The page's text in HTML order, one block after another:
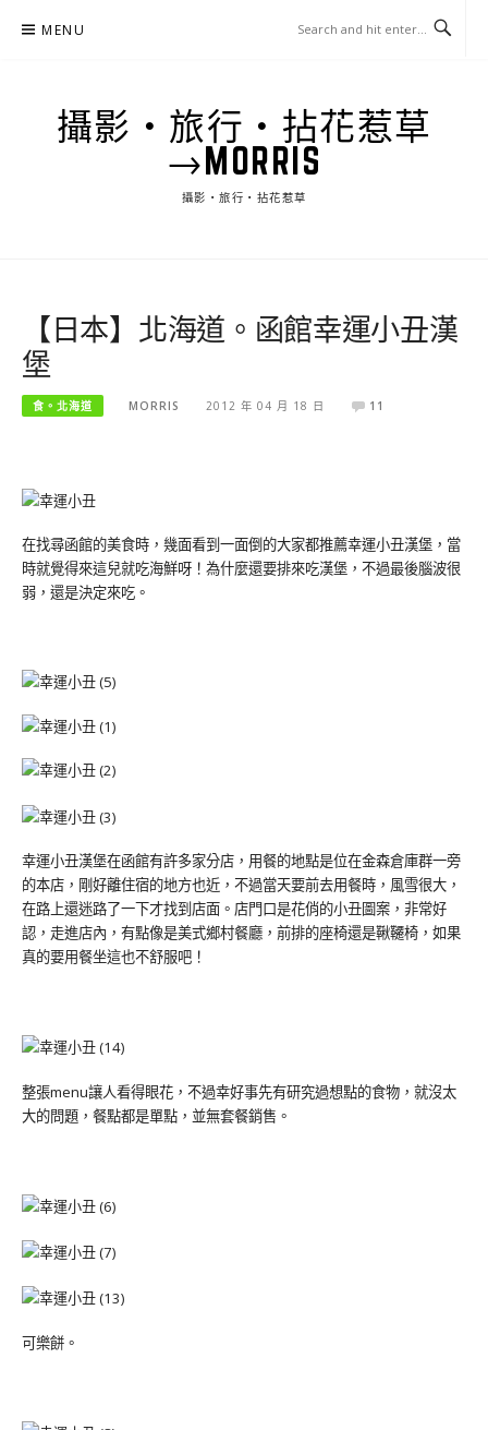
MENU
攝影‧旅行‧拈花惹草
→MORRIS
攝影‧旅行‧拈花惹草
【日本】北海道。函館幸運小丑漢
堡
食。北海道 MORRIS 2012 年 04 月 18 日 11
在找尋函館的美食時，幾面看到一面倒的大家都推薦幸運小丑漢堡，當
時就覺得來這兒就吃海鮮呀！為什麼還要排來吃漢堡，不過最後腦波很
弱，還是決定來吃。
幸運小丑漢堡在函館有許多家分店，用餐的地點是位在金森倉庫群一旁
的本店，剛好離住宿的地方也近，不過當天要前去用餐時，風雪很大，
在路上還迷路了一下才找到店面。店門口是花俏的小丑圖案，非常好
認，走進店內，有點像是美式鄉村餐廳，前排的座椅還是鞦韆椅，如果
真的要用餐坐這也不舒服吧！
整張menu讓人看得眼花，不過幸好事先有研究過想點的食物，就沒太
大的問題，餐點都是單點，並無套餐銷售。
可樂餅。